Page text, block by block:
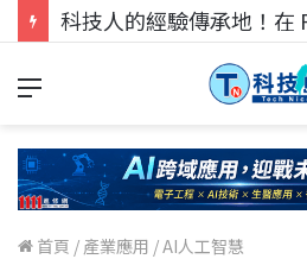
首頁 / 產業應用 /AI人工智慧